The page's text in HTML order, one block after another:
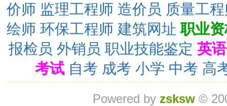
价师 监理工程师 造价员 质量工
绘师 环保工程师 建筑网址 职业
报检员 外销员 职业技能鉴定 英
考试 自考 成考 小学 中考 高
Powered by zsksw©